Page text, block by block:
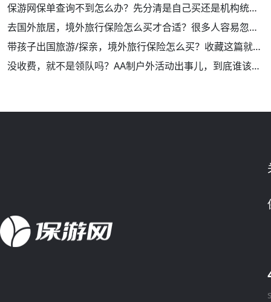
保游网保单查询不到怎么办？先分清是自己买还是机构统一投保
去国外旅居，境外旅行保险怎么买才合适？很多人容易忽略这2类保障！
带孩子出国旅游/探亲，境外旅行保险怎么买？收藏这篇就够了
没收费，就不是领队吗？AA制户外活动出事儿，到底谁该负责？